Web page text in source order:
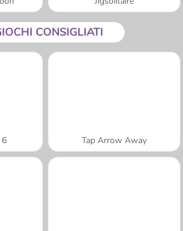
CONSIGLIATI
6 Tap Arrow Away